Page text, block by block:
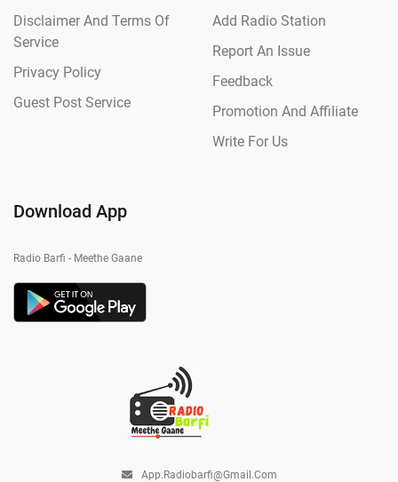
Disclaimer And Terms Of
Service
Privacy Policy
Guest Post Service
Add Radio Station
Report An Issue
Feedback
Promotion And Affiliate
Write For Us
Download App
Radio Barfi - Meethe Gaane
App.radiobarfi@gmail.com